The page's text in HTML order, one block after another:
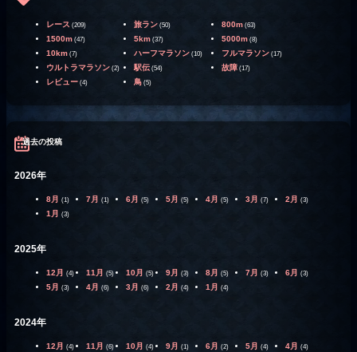
レース (209) 旅ラン (50) 800m (63)
1500m (47) 5km (37) 5000m (8)
10km (7) ハーフマラソン (10) フルマラソン (17)
ウルトラマラソン (2) 駅伝 (54) 故障 (17)
レビュー (4) 鳥 (5)
過去の投稿
2026年
8月 (1) 7月 (1) 6月 (5) 5月 (5) 4月 (5) 3月 (7) 2月 (3)
1月 (3)
2025年
12月 (4) 11月 (5) 10月 (5) 9月 (3) 8月 (5) 7月 (3) 6月 (3)
5月 (3) 4月 (6) 3月 (6) 2月 (4) 1月 (4)
2024年
12月 (4) 11月 (6) 10月 (4) 9月 (1) 6月 (2) 5月 (4) 4月 (4)